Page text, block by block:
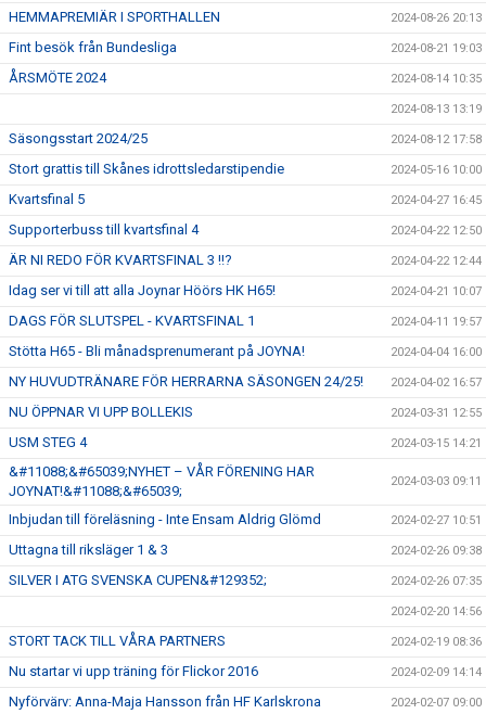
HEMMAPREMIÄR I SPORTHALLEN 2024-08-26 20:13
Fint besök från Bundesliga 2024-08-21 19:03
ÅRSMÖTE 2024 2024-08-14 10:35
2024-08-13 13:19
Säsongsstart 2024/25 2024-08-12 17:58
Stort grattis till Skånes idrottsledarstipendie 2024-05-16 10:00
Kvartsfinal 5 2024-04-27 16:45
Supporterbuss till kvartsfinal 4 2024-04-22 12:50
ÄR NI REDO FÖR KVARTSFINAL 3 !!? 2024-04-22 12:44
Idag ser vi till att alla Joynar Höörs HK H65! 2024-04-21 10:07
DAGS FÖR SLUTSPEL - KVARTSFINAL 1 2024-04-11 19:57
Stötta H65 - Bli månadsprenumerant på JOYNA! 2024-04-04 16:00
NY HUVUDTRÄNARE FÖR HERRARNA SÄSONGEN 24/25! 2024-04-02 16:57
NU ÖPPNAR VI UPP BOLLEKIS 2024-03-31 12:55
USM STEG 4 2024-03-15 14:21
&#11088;&#65039;NYHET – VÅR FÖRENING HAR
JOYNAT!&#11088;&#65039;
2024-03-03 09:11
Inbjudan till föreläsning - Inte Ensam Aldrig Glömd 2024-02-27 10:51
Uttagna till riksläger 1 & 3 2024-02-26 09:38
SILVER I ATG SVENSKA CUPEN&#129352; 2024-02-26 07:35
2024-02-20 14:56
STORT TACK TILL VÅRA PARTNERS 2024-02-19 08:36
Nu startar vi upp träning för Flickor 2016 2024-02-09 14:14
Nyförvärv: Anna-Maja Hansson från HF Karlskrona 2024-02-07 09:00